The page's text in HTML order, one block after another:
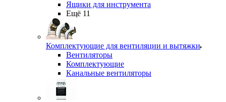
Ящики для инструмента
Ещё 11
Комплектующие для вентиляции и вытяжки
Вентиляторы
Комплектующие
Канальные вентиляторы